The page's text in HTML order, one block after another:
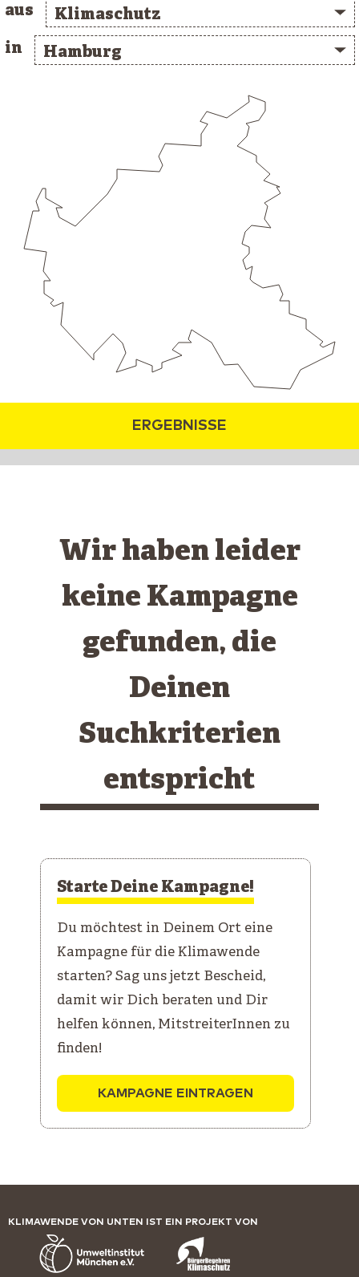
aus
Klimaschutz
in
Hamburg
ERGEBNISSE
Wir haben leider
keine Kampagne
gefunden, die
Deinen
Suchkriterien
entspricht
Starte Deine Kampagne!
Du möchtest in Deinem Ort eine
Kampagne für die Klimawende
starten? Sag uns jetzt Bescheid,
damit wir Dich beraten und Dir
helfen können, MitstreiterInnen zu
finden!
KAMPAGNE EINTRAGEN
KLIMAWENDE VON UNTEN IST EIN PROJEKT VON